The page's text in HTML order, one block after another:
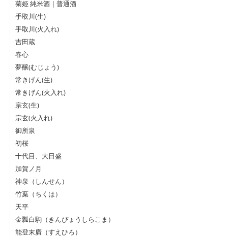
菊姫 純米酒 | 普通酒
手取川(生)
手取川(火入れ)
吉田蔵
春心
夢醸(むじょう)
常きげん(生)
常きげん(火入れ)
宗玄(生)
宗玄(火入れ)
御所泉
初桜
十代目、大日盛
加賀ノ月
神泉（しんせん）
竹葉（ちくは）
天平
金瓢白駒（きんぴょうしらこま）
能登末廣（すえひろ）